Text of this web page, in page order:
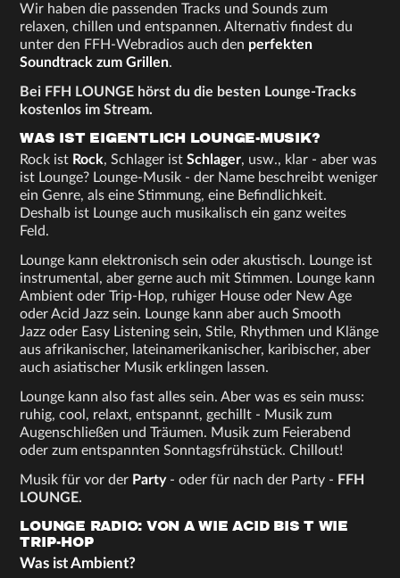
Wir haben die passenden Tracks und Sounds zum
relaxen, chillen und entspannen. Alternativ findest du
unter den FFH-Webradios auch den perfekten
Soundtrack zum Grillen.
Bei FFH LOUNGE hörst du die besten Lounge-Tracks
kostenlos im Stream.
WAS IST EIGENTLICH LOUNGE-MUSIK?
Rock ist Rock, Schlager istSchlager, usw., klar - aber was
ist Lounge? Lounge-Musik - der Name beschreibt weniger
ein Genre, als eine Stimmung, eine Befindlichkeit.
Deshalb ist Lounge auch musikalisch ein ganz weites
Feld.
Lounge kann elektronisch sein oder akustisch. Lounge ist
instrumental, aber gerne auch mit Stimmen. Lounge kann
Ambient oder Trip-Hop, ruhiger House oder New Age
oder Acid Jazz sein. Lounge kann aber auch Smooth
Jazz oder Easy Listening sein, Stile, Rhythmen und Klänge
aus afrikanischer, lateinamerikanischer, karibischer, aber
auch asiatischer Musik erklingen lassen.
Lounge kann also fast alles sein. Aber was es sein muss:
ruhig, cool, relaxt, entspannt, gechillt - Musik zum
Augenschließen und Träumen. Musik zum Feierabend
oder zum entspannten Sonntagsfrühstück. Chillout!
Musik für vor der Party- oder für nach der Party - FFH
LOUNGE.
LOUNGE RADIO: VON A WIE ACID BIS T WIE
TRIP-HOP
Was ist Ambient?